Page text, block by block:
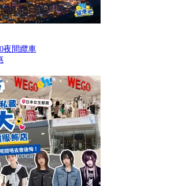
夜間纜車